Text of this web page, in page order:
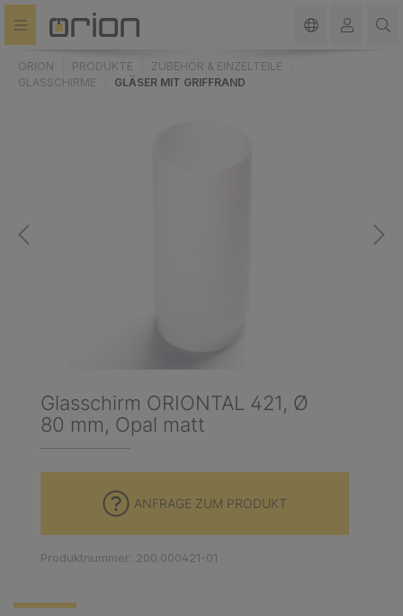
springen
ORION PRODUKTE
ZUBEHÖR & EINZELTEILE
GLASSCHIRME
GLÄSER MIT GRIFFRAND
Glasschirm ORIONTAL 421, Ø
80 mm, Opal matt
ANFRAGE ZUM PRODUKT
Produktnummer: 200.000421-01